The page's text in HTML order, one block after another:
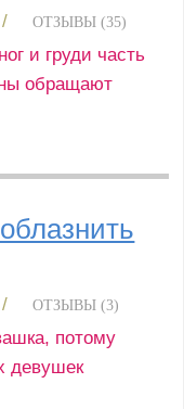
ОТЗЫВЫ (35)
и груди часть
обращают
ОТЗЫВЫ (3)
потому
девушек